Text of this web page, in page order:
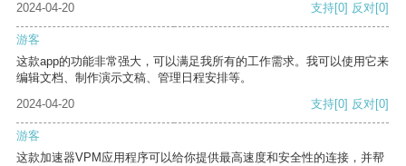
2024-04-20 支持[0] 反对[0]
游客
这款app的功能非常强大，可以满足我所有的工作需求。我可以使用它来
编辑文档、制作演示文稿、管理日程安排等。
2024-04-20
支持[0] 反对[0]
游客
这款加速器VPM应用程序可以给你提供最高速度和安全性的连接，并帮